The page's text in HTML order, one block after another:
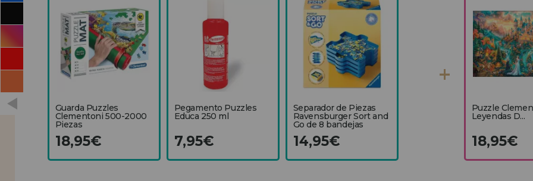
Guarda Puzzles
Clementoni 500-2000
Piezas
18,95€
Pegamento Puzzles
Educa 250 ml
7,95€
Separador de Piezas
Ravensburger Sort and
Go de 8 bandejas
14,95€
Puzzle
Leyendas D...
18,95€